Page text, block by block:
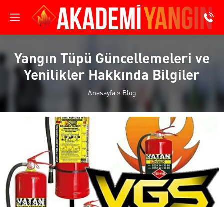
Yangın Tüpü Güncellemeleri ve
Yenilikler Hakkında Bilgiler
Anasayfa» Blog